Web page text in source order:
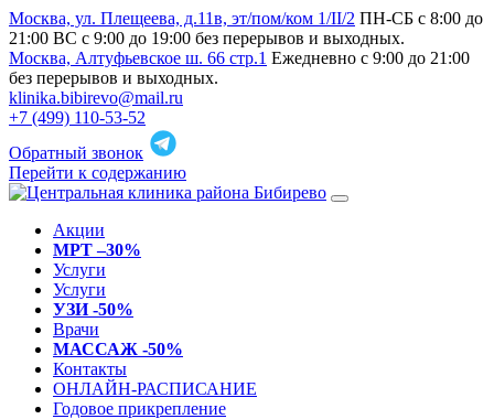
Москва, ул. Плещеева, д.11в, эт/пом/ком 1/II/2 ПН-СБ с 8:00 до
21:00 ВС с 9:00 до 19:00 без перерывов и выходных.
Москва, Алтуфьевское ш. 66 стр.1 Ежедневно с 9:00 до 21:00
без перерывов и выходных.
klinika.bibirevo@mail.ru
+7 (499) 110-53-52
Обратный звонок
Перейти к содержанию
Акции
МРТ –30%
Услуги
Услуги
УЗИ -50%
Врачи
МАССАЖ -50%
Контакты
ОНЛАЙН-РАСПИСАНИЕ
Годовое прикрепление